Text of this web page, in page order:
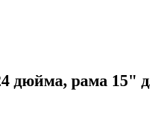
дюйма, рама 15"